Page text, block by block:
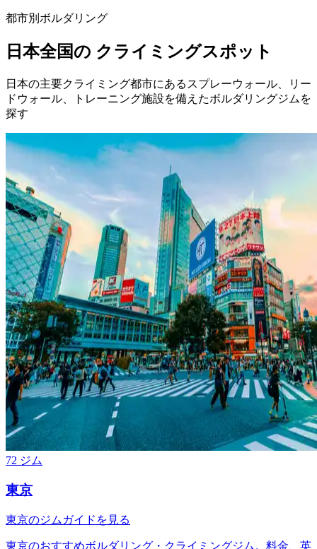
都市別ボルダリング
日本全国の クライミングスポット
日本の主要クライミング都市にあるスプレーウォール、リー
ドウォール、トレーニング施設を備えたボルダリングジムを
探す
72 ジム
東京
東京のジムガイドを見る
東京のおすすめボルダリング・クライミングジム。料金、英